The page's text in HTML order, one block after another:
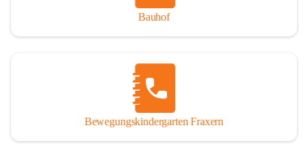
Bauhof
Bewegungskindergarten Fraxern